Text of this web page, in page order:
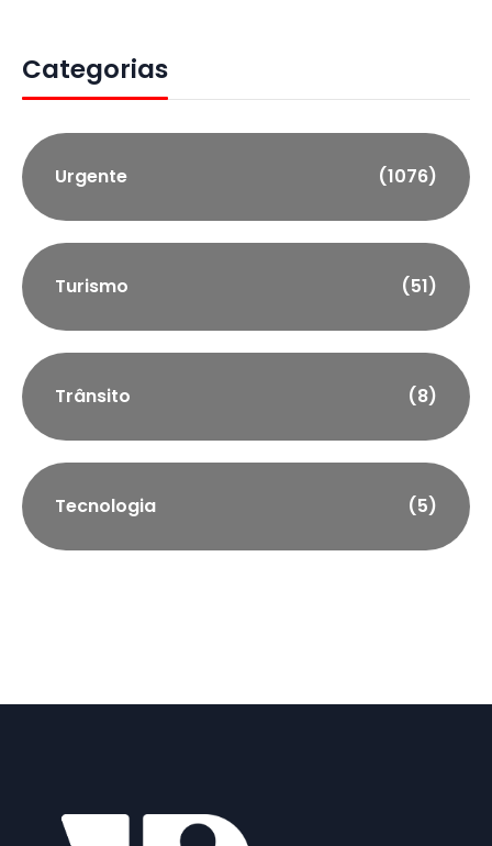
Categorias
Urgente (1076)
Turismo (51)
Trânsito (8)
Tecnologia (5)